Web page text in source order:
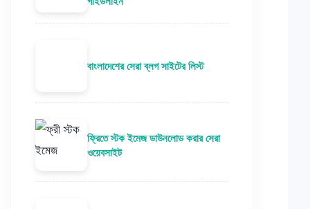
বাংলাদেশের সেরা ব্লগ সাইটের লিস্ট
ফ্রিতে স্টক ইমেজ ডাউনলোড করার সেরা
ওয়েবসাইট